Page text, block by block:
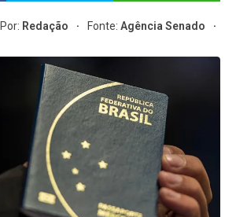
Por: Redação Fonte:Agência Senado